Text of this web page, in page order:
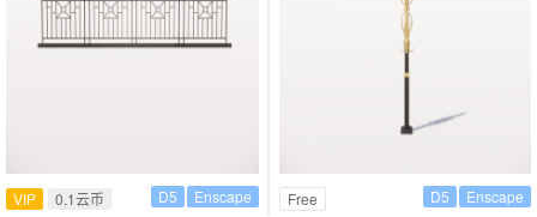
VIP 0.1云币 Enscape
D5 Free Enscape
D5